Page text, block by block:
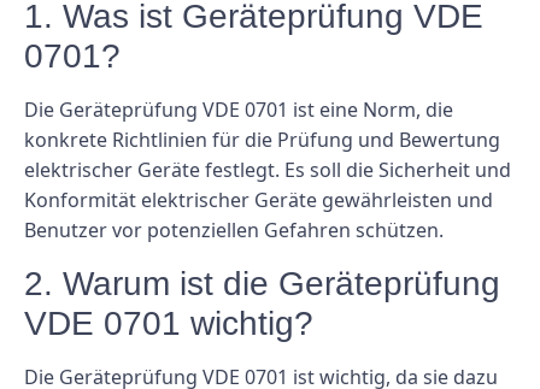
1. Was ist Geräteprüfung VDE
0701?
Die Geräteprüfung VDE 0701 ist eine Norm, die
konkrete Richtlinien für die Prüfung und Bewertung
elektrischer Geräte festlegt. Es soll die Sicherheit und
Konformität elektrischer Geräte gewährleisten und
Benutzer vor potenziellen Gefahren schützen.
2. Warum ist die Geräteprüfung
VDE 0701 wichtig?
Die Geräteprüfung VDE 0701 ist wichtig, da sie dazu